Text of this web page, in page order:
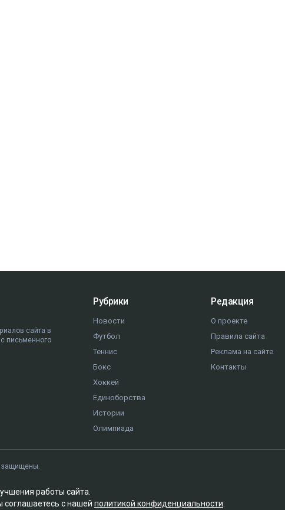
сайта в
письменного
Рубрики
Новости
Футбол
Теннис
Бокс
Хоккей
Единоборства
Истории
Олимпиада
Редакция
О проекте
Правила сайта
Реклама на сайте
Контакты
защищены.
работы сайта.
соглашаетесь с нашей политикой конфиденциальности